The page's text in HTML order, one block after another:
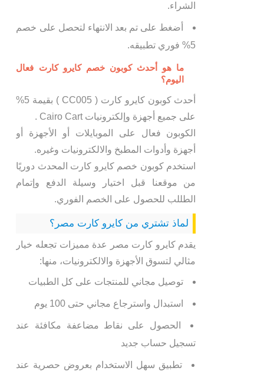
الشراء.
أضغط على تم بعد الانتهاء لتحصل على خصم
5% فوري تطبيقه.
ما هو أحدث كوبون خصم كايرو كارت فعال
اليوم؟
أحدث كوبون كايرو كارت ( CC005 ) بقيمة 5%
على جميع أجهزة وإلكترونيات Cairo Cart .
الكوبون فعال على الموبايلات أو الأجهزة أو
أجهزة وأدوات المطبخ والالكترونيات وغيره.
استخدم كوبون خصم كايرو كارت المحدث دوريًا
من موقعنا قبل اختيار وسيلة الدفع وإتمام
الطللب للحصول على الخصم الفوري.
لماذ تشتري من كايرو كارت مصر؟
يقدم كايرو كارت مصر عدة مميزات تجعله خيار
مثالي لتسوق الأجهزة والالكترونيات، منها:
توصيل مجاني للمنتجات على كل الطبيات
استبدال واسترجاع مجاني حتى 100 يوم
الحصول على نقاط مضاعفة مكافئة عند
تسجيل حساب جديد
تطبيق سهل الاستخدام بعروض حصرية عند